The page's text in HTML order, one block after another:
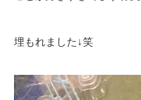
埋もれました↓笑